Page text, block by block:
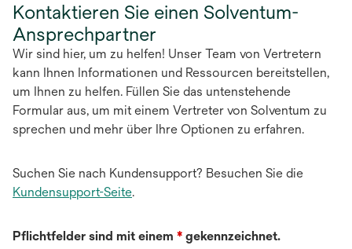
Kontaktieren Sie einen Solventum-
Ansprechpartner
Wir sind hier, um zu helfen! Unser Team von Vertretern
kann Ihnen Informationen und Ressourcen bereitstellen,
um Ihnen zu helfen. Füllen Sie das untenstehende
Formular aus, um mit einem Vertreter von Solventum zu
sprechen und mehr über Ihre Optionen zu erfahren.
Suchen Sie nach Kundensupport? Besuchen Sie die
Kundensupport-Seite.
Pflichtfelder sind mit einem * gekennzeichnet.